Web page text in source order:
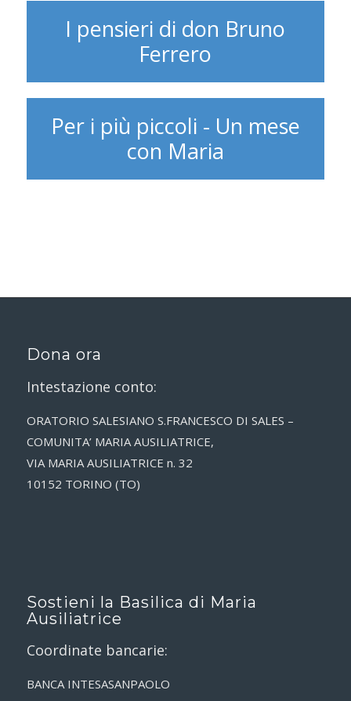
I pensieri di don Bruno
Ferrero
Per i più piccoli - Un mese
con Maria
Dona ora
Intestazione conto:
ORATORIO SALESIANO S.FRANCESCO DI SALES –
COMUNITA’ MARIA AUSILIATRICE,
VIA MARIA AUSILIATRICE n. 32
10152 TORINO (TO)
Sostieni la Basilica di Maria
Ausiliatrice
Coordinate bancarie:
BANCA INTESASANPAOLO